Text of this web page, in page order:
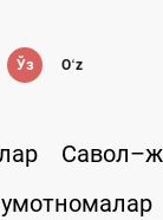
Ўз Oʻz